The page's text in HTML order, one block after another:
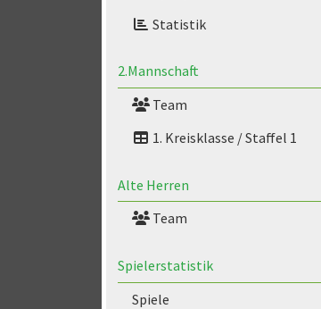
Statistik
2.Mannschaft
Team
1. Kreisklasse / Staffel 1
Alte Herren
Team
Spielerstatistik
Spiele